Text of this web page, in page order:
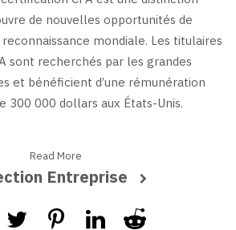
de nouvelles opportunités de
mondiale. Les titulaires
sont recherchés par les grandes
et bénéficient d’une rémunération
300 000 dollars aux États-Unis.
Read More
Entreprise